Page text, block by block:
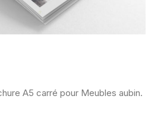
A5 carré pour Meubles aubin.